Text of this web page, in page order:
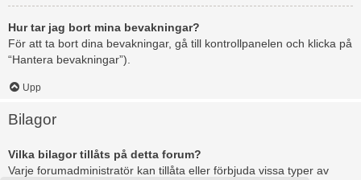
Hur tar jag bort mina bevakningar?
För att ta bort dina bevakningar, gå till kontrollpanelen och klicka på
“Hantera bevakningar”).
Upp
Bilagor
Vilka bilagor tillåts på detta forum?
Varje forumadministratör kan tillåta eller förbjuda vissa typer av